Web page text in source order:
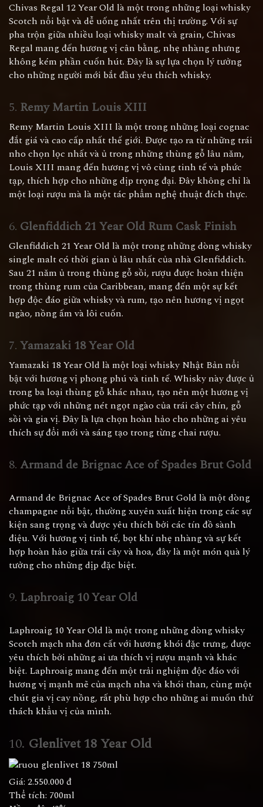
Chivas Regal 12 Year Old là một trong những loại whisky
Scotch nổi bật và dễ uống nhất trên thị trường. Với sự
pha trộn giữa nhiều loại whisky malt và grain, Chivas
Regal mang đến hương vị cân bằng, nhẹ nhàng nhưng
không kém phần cuốn hút. Đây là sự lựa chọn lý tưởng
cho những người mới bắt đầu yêu thích whisky.
5. Remy Martin Louis XIII
Remy Martin Louis XIII là một trong những loại cognac
đắt giá và cao cấp nhất thế giới. Được tạo ra từ những trái
nho chọn lọc nhất và ủ trong những thùng gỗ lâu năm,
Louis XIII mang đến hương vị vô cùng tinh tế và phức
tạp, thích hợp cho những dịp trọng đại. Đây không chỉ là
một loại rượu mà là một tác phẩm nghệ thuật đích thực.
6. Glenfiddich 21 Year Old Rum Cask Finish
Glenfiddich 21 Year Old là một trong những dòng whisky
single malt có thời gian ủ lâu nhất của nhà Glenfiddich.
Sau 21 năm ủ trong thùng gỗ sồi, rượu được hoàn thiện
trong thùng rum của Caribbean, mang đến một sự kết
hợp độc đáo giữa whisky và rum, tạo nên hương vị ngọt
ngào, nồng ấm và lôi cuốn.
7. Yamazaki 18 Year Old
Yamazaki 18 Year Old là một loại whisky Nhật Bản nổi
bật với hương vị phong phú và tinh tế. Whisky này được ủ
trong ba loại thùng gỗ khác nhau, tạo nên một hương vị
phức tạp với những nét ngọt ngào của trái cây chín, gỗ
sồi và gia vị. Đây là lựa chọn hoàn hảo cho những ai yêu
thích sự đổi mới và sáng tạo trong từng chai rượu.
8. Armand de Brignac Ace of Spades Brut Gold
Armand de Brignac Ace of Spades Brut Gold là một dòng
champagne nổi bật, thường xuyên xuất hiện trong các sự
kiện sang trọng và được yêu thích bởi các tín đồ sành
điệu. Với hương vị tinh tế, bọt khí nhẹ nhàng và sự kết
hợp hoàn hảo giữa trái cây và hoa, đây là một món quà lý
tưởng cho những dịp đặc biệt.
9. Laphroaig 10 Year Old
Laphroaig 10 Year Old là một trong những dòng whisky
Scotch mạch nha đơn cất với hương khói đặc trưng, được
yêu thích bởi những ai ưa thích vị rượu mạnh và khác
biệt. Laphroaig mang đến một trải nghiệm độc đáo với
hương vị mạnh mẽ của mạch nha và khói than, cùng một
chút gia vị cay nồng, rất phù hợp cho những ai muốn thử
thách khẩu vị của mình.
10. Glenlivet 18 Year Old
Giá: 2.550.000 đ
Thể tích: 700ml